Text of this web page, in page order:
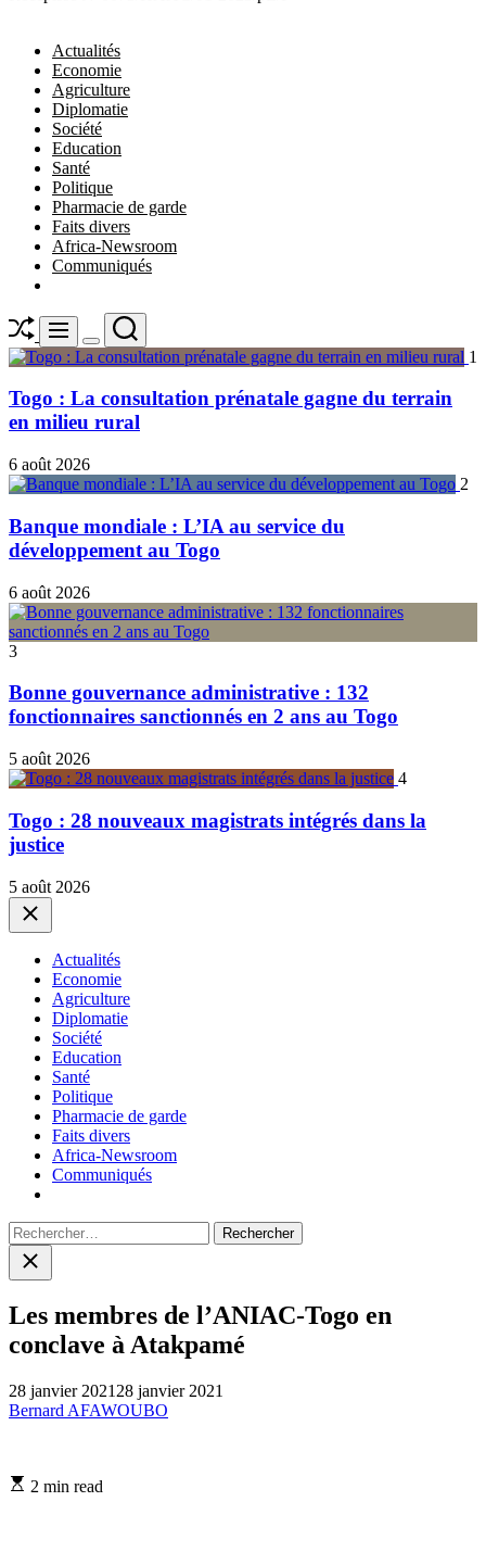
Actualités
Economie
Agriculture
Diplomatie
Société
Education
Santé
Politique
Pharmacie de garde
Faits divers
Africa-Newsroom
Communiqués
ShuffleMenu
Switch
color
Search
1
Togo : La consultation prénatale gagne du terrain
en milieu rural
6 août 2026
2
Banque mondiale : L’IA au service du
développement au Togo
6 août 2026
3
Bonne gouvernance administrative : 132
fonctionnaires sanctionnés en 2 ans au Togo
5 août 2026
4
Togo : 28 nouveaux magistrats intégrés dans la
justice
5 août 2026
Close
Actualités
Economie
Agriculture
Diplomatie
Société
Education
Santé
Politique
Pharmacie de garde
Faits divers
Africa-Newsroom
Communiqués
Rechercher :
Close
search
Les membres de l’ANIAC-Togo en
conclave à Atakpamé
28 janvier 2021 28 janvier 2021
Bernard AFAWOUBO
Estimated
2 min read